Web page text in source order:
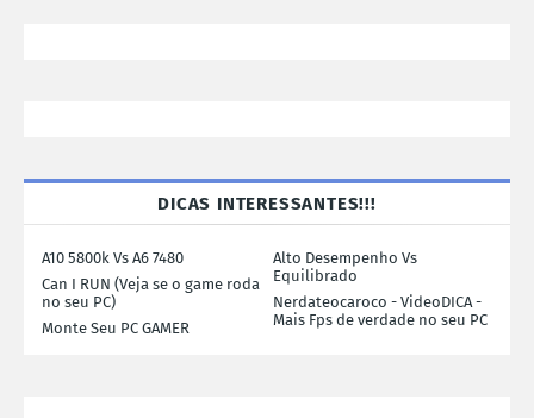
DICAS INTERESSANTES!!!
A10 5800k Vs A6 7480
Alto Desempenho Vs
Equilibrado
Can I RUN (Veja se o game roda
no seu PC)
Nerdateocaroco - VideoDICA -
Mais Fps de verdade no seu PC
Monte Seu PC GAMER